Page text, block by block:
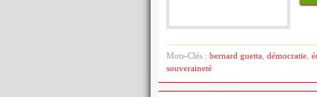
Mots-Clés : bernard guetta démocratie
souveraineté